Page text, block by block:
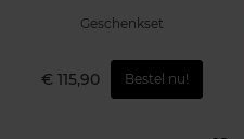
Geschenkset
€ 115,90 Bestel nu!